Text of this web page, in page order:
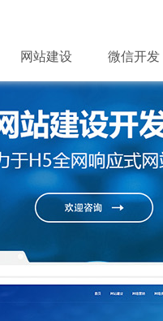
网站建设 微信开发